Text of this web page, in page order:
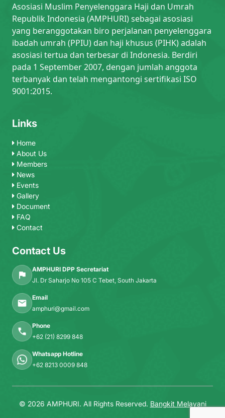
Asosiasi Muslim Penyelenggara Haji dan Umrah
Republik Indonesia (AMPHURI) sebagai asosiasi
yang beranggotakan biro perjalanan penyelenggara
ibadah umrah (PPIU) dan haji khusus (PIHK) adalah
asosiasi tertua dan terbesar di Indonesia. Berdiri
pada 1 September 2007, dengan jumlah anggota
terbanyak dan telah mengantongi sertifikasi ISO
9001:2015.
Links
Home
About Us
Members
News
Events
Gallery
Document
FAQ
Contact
Contact Us
AMPHURI DPP Secretariat
Jl. Dr Saharjo No 105 C Tebet, South Jakarta
Email
amphuri@gmail.com
Phone
+62 (21) 8299 848
Whatsapp Hotline
+62 8213 0009 848
© 2026 AMPHURI. All Rights Reserved. Bangkit Melayani